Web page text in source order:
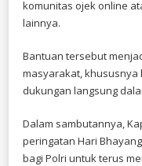
komunitas ojek online
lainnya.
Bantuan tersebut
masyarakat, khususnya
dukungan langsung
Dalam sambutannya,
peringatan Hari
bagi Polri untuk terus